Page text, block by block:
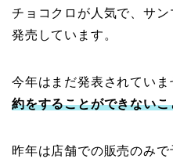
チョコクロが人気で、サ
発売しています。
今年はまだ発表されていま
約をすることができない
昨年は店舗での販売のみ